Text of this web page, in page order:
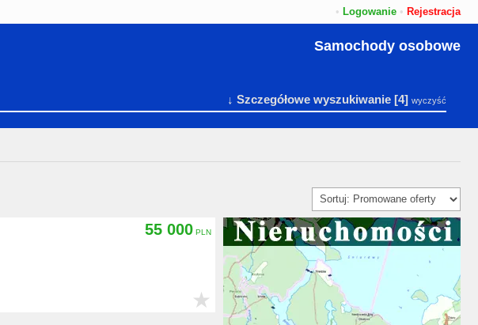
• Logowanie • Rejestracja
Samochody osobowe
↓ Szczegółowe wyszukiwanie[4] wyczyść
55 000
★